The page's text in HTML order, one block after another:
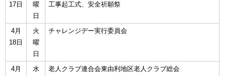
17日
曜
日
工事起工式、安全祈願祭
4月
18日
火
曜
日
チャレンジデー実行委員会
4月
水
老人クラブ連合会東由利地区老人クラブ総会